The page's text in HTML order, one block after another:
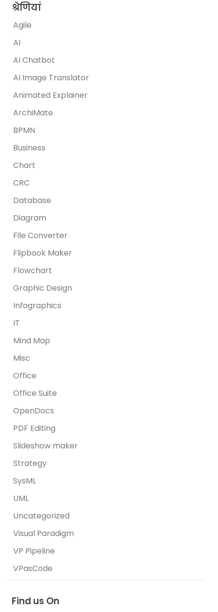
श्रेणियां
Agile
AI
AI Chatbot
AI Image Translator
Animated Explainer
ArchiMate
BPMN
Business
Chart
CRC
Database
Diagram
File Converter
Flipbook Maker
Flowchart
Graphic Design
Infographics
IT
Mind Map
Misc
Office
Office Suite
OpenDocs
PDF Editing
Slideshow maker
Strategy
SysML
UML
Uncategorized
Visual Paradigm
VP Pipeline
VPasCode
Find us On